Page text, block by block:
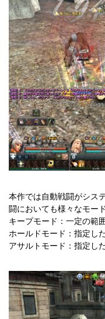
本作では自動戦闘がシス
闘においても様々なモー
キープモード：一定の範
ホールドモード：指定し
アサルトモード：指定し